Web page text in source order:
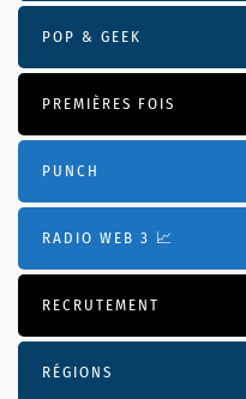
POP & GEEK
PREMIÈRES FOIS
PUNCH
RADIO WEB 3 📈
RECRUTEMENT
RÉGIONS